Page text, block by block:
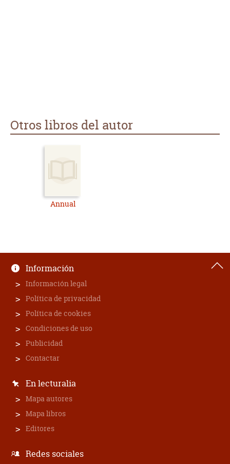
Otros libros del autor
Annual
Información
Información legal
Política de privacidad
Política de cookies
Condiciones de uso
Publicidad
Contactar
En lecturalia
Mapa autores
Mapa libros
Editores
Redes sociales